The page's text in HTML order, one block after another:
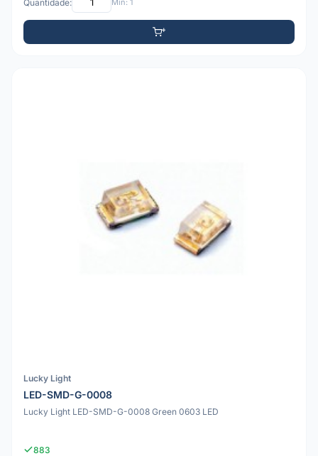
Quantidade: Mín: 1
Lucky Light
LED-SMD-G-0008
Lucky Light LED-SMD-G-0008 Green 0603 LED
883